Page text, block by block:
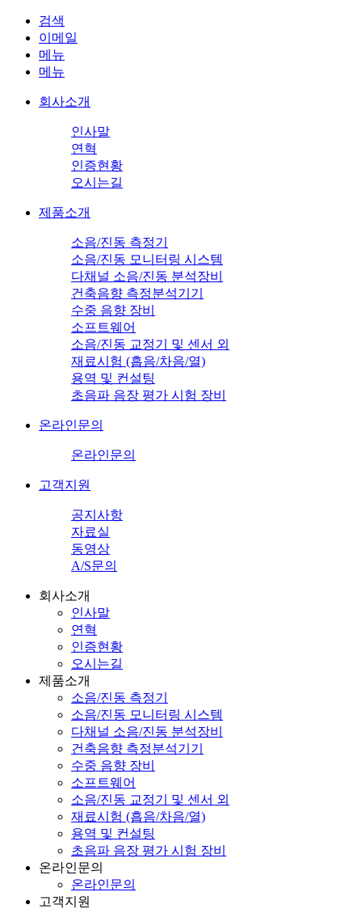
검색
이메일
메뉴
메뉴
회사소개
인사말
연혁
인증현황
오시는길
제품소개
소음/진동 측정기
소음/진동 모니터링 시스템
다채널 소음/진동 분석장비
건축음향 측정분석기기
수중 음향 장비
소프트웨어
소음/진동 교정기 및 센서 외
재료시험 (흡음/차음/열)
용역 및 컨설팅
초음파 음장 평가 시험 장비
온라인문의
온라인문의
고객지원
공지사항
자료실
동영상
A/S문의
회사소개
인사말
연혁
인증현황
오시는길
제품소개
소음/진동 측정기
소음/진동 모니터링 시스템
다채널 소음/진동 분석장비
건축음향 측정분석기기
수중 음향 장비
소프트웨어
소음/진동 교정기 및 센서 외
재료시험 (흡음/차음/열)
용역 및 컨설팅
초음파 음장 평가 시험 장비
온라인문의
온라인문의
고객지원